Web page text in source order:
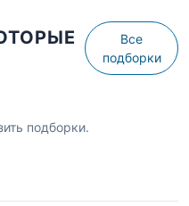
Все
подборки
подборки.